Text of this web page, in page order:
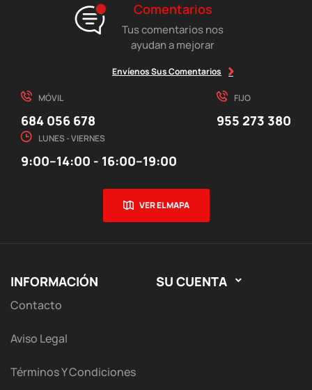
Comentarios
Tus comentarios nos
ayudan a mejorar
Envíenos Sus Comentarios
MÓVIL
684 056 678
FIJO
955 273 380
LUNES - VIERNES
9:00–14:00 - 16:00–19:00
VER EL MAPA
INFORMACIÓN
Contacto
Aviso Legal
Términos Y Condiciones
SU CUENTA 